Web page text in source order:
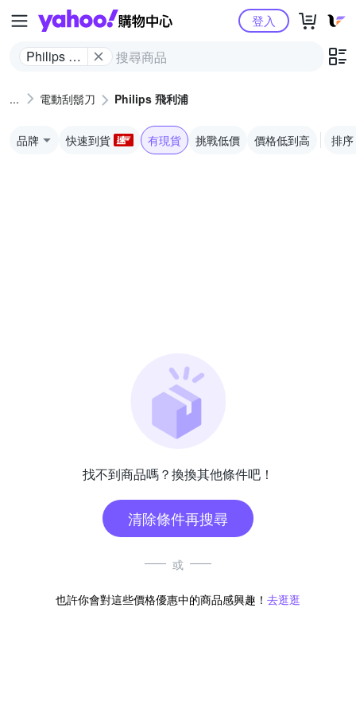
Yahoo購物中心
Philips 飛
登入
電動刮鬍刀 Philips 飛利浦
品牌 快速到貨 有現貨 挑戰低價 價格低到高 排序
找不到商品嗎？換換其他條件吧！
清除條件再搜尋
或
也許你會對這些價格優惠中的商品感興趣！ 去逛逛